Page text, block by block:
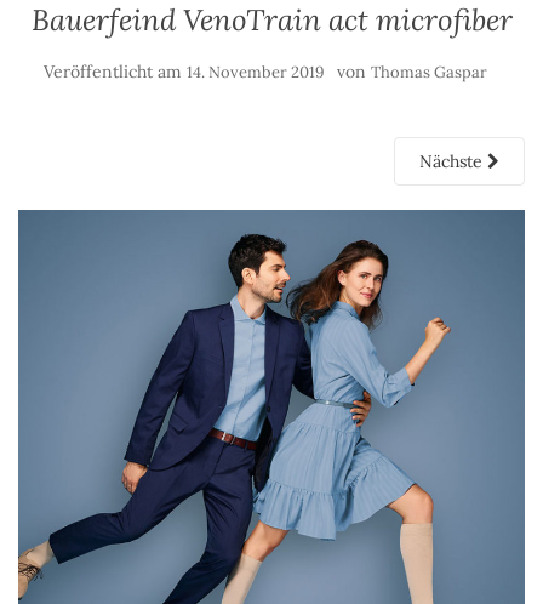
Bauerfeind VenoTrain act microfiber
Veröffentlicht am 14. November 2019 von Thomas Gaspar
Nächste